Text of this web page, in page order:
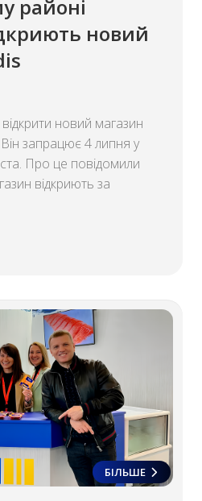
районі
новий
новий магазин
запрацює 4 липня у
Про це повідомили
відкриють за
БІЛЬШЕ